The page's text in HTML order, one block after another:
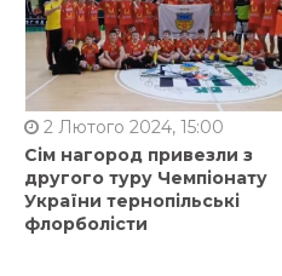
2 Лютого 2024, 15:00
Сім нагород привезли з
другого туру Чемпіонату
України тернопільські
флорболісти